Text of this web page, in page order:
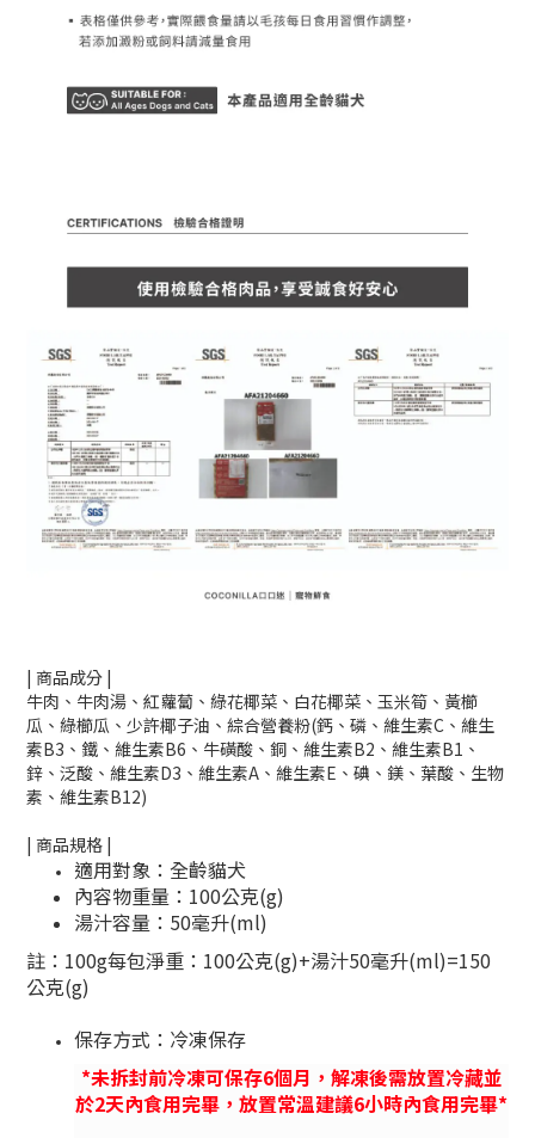
| 商品成分 |
牛肉、牛肉湯、紅蘿蔔、綠花椰菜、白花椰菜、玉米筍、黃櫛
瓜、綠櫛瓜、少許椰子油、綜合營養粉(鈣、磷、維生素C、維生
素B3、鐵、維生素B6、牛磺酸、銅、維生素B2、維生素B1、
鋅、泛酸、維生素D3、維生素A、維生素E、碘、鎂、葉酸、生物
素、維生素B12)
| 商品規格 |
適用對象：全齡貓犬
內容物重量：100公克(g)
湯汁容量：50毫升(ml)
註：100g每包淨重：100公克(g)+湯汁50毫升(ml)=150
公克(g)
保存方式：冷凍保存
*未拆封前冷凍可保存6個月，解凍後需放置冷藏並
於2天內食用完畢，放置常溫建議6小時內食用完畢*